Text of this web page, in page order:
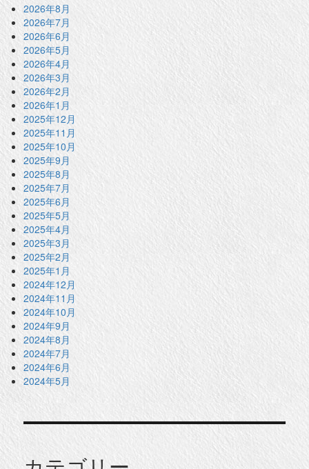
2026年8月
2026年7月
2026年6月
2026年5月
2026年4月
2026年3月
2026年2月
2026年1月
2025年12月
2025年11月
2025年10月
2025年9月
2025年8月
2025年7月
2025年6月
2025年5月
2025年4月
2025年3月
2025年2月
2025年1月
2024年12月
2024年11月
2024年10月
2024年9月
2024年8月
2024年7月
2024年6月
2024年5月